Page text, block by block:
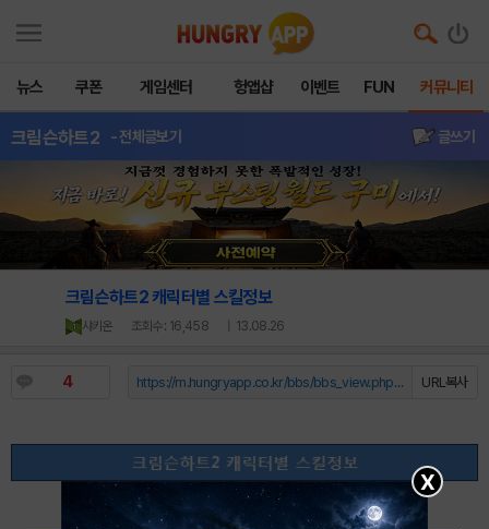
뉴스 쿠폰 게임센터 헝앱샵 이벤트 FUN 커뮤니티
크림슨하트2 - 전체글보기 글쓰기
크림슨하트2 캐릭터별 스킬정보
샤키온 조회수 : 16,458 | 13.08.26
4 URL복사
https://m.hungryapp.co.kr/bbs/bbs_view.php?durl=Y...
X